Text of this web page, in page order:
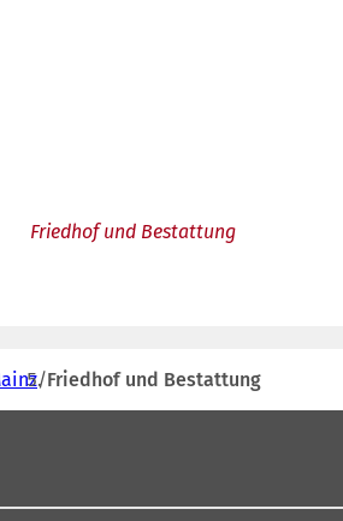
Friedhof und Bestattung
Friedhof und Bestattung